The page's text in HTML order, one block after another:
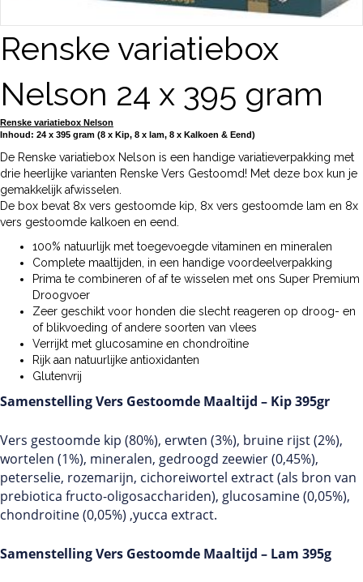
Renske variatiebox
Nelson 24 x 395 gram
Renske variatiebox Nelson
Inhoud: 24 x 395 gram (8 x Kip, 8 x lam, 8 x Kalkoen & Eend)
De Renske variatiebox Nelson is een handige variatieverpakking met
drie heerlijke varianten Renske Vers Gestoomd! Met deze box kun je
gemakkelijk afwisselen.
De box bevat 8x vers gestoomde kip, 8x vers gestoomde lam en 8x
vers gestoomde kalkoen en eend.
100% natuurlijk met toegevoegde vitaminen en mineralen
Complete maaltijden, in een handige voordeelverpakking
Prima te combineren of af te wisselen met ons Super Premium
Droogvoer
Zeer geschikt voor honden die slecht reageren op droog- en
of blikvoeding of andere soorten van vlees
Verrijkt met glucosamine en chondroïtine
Rijk aan natuurlijke antioxidanten
Glutenvrij
Samenstelling Vers Gestoomde Maaltijd – Kip 395gr
Vers gestoomde kip (80%), erwten (3%), bruine rijst (2%),
wortelen (1%), mineralen, gedroogd zeewier (0,45%),
peterselie, rozemarijn, cichoreiwortel extract (als bron van
prebiotica fructo-oligosacchariden), glucosamine (0,05%),
chondroitine (0,05%) ,yucca extract.
Samenstelling Vers Gestoomde Maaltijd – Lam 395g